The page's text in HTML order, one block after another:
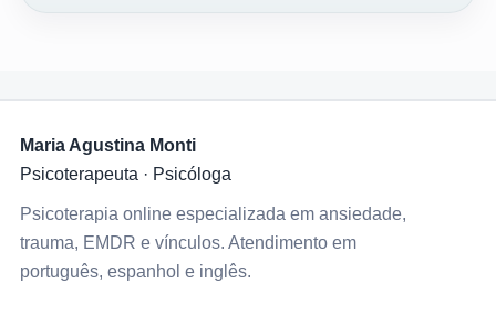
Maria Agustina Monti
Psicoterapeuta · Psicóloga
Psicoterapia online especializada em ansiedade,
trauma, EMDR e vínculos. Atendimento em
português, espanhol e inglês.